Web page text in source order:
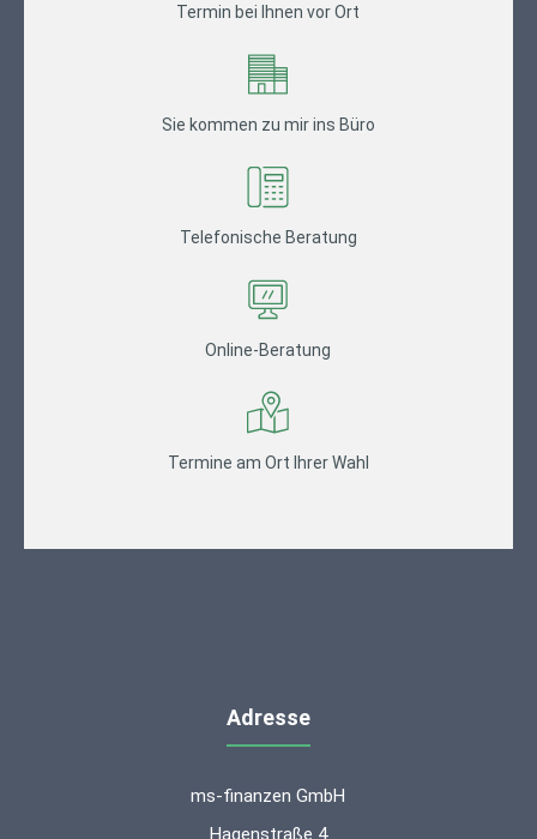
Termin bei Ihnen vor Ort
Sie kommen zu mir ins Büro
Telefonische Beratung
Online-Beratung
Termine am Ort Ihrer Wahl
Adresse
ms-finanzen GmbH
Hagenstraße 4